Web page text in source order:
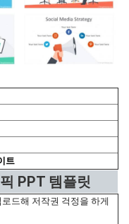
트
PPT 템플릿
드해 저작권 걱정을 하게